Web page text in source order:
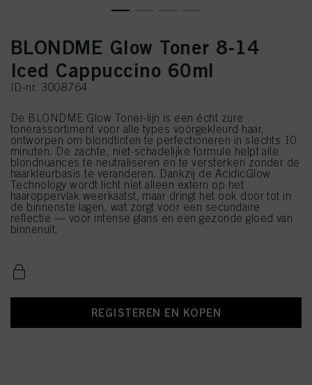
BLONDME Glow Toner 8-14
Iced Cappuccino 60ml
ID-nr. 3008764
De BLONDME Glow Toner-lijn is een écht zure
tonerassortiment voor alle types voorgekleurd haar,
ontworpen om blondtinten te perfectioneren in slechts 10
minuten. De zachte, niet-schadelijke formule helpt alle
blondnuances te neutraliseren en te versterken zonder de
haarkleurbasis te veranderen. Dankzij de AcidicGlow
Technology wordt licht niet alleen extern op het
haaroppervlak weerkaatst, maar dringt het ook door tot in
de binnenste lagen, wat zorgt voor een secundaire
reflectie — voor intense glans en een gezonde gloed van
binnenuit.
REGISTEREN EN KOPEN